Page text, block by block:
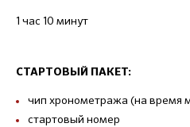
1 час 10 минут
СТАРТОВЫЙ ПАКЕТ:
чип хронометража (на время
стартовый номер